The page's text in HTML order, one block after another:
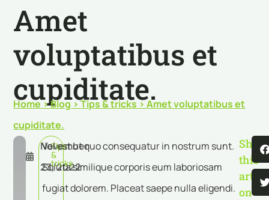
Amet
voluptatibus et
cupiditate.
Home>Blog>Tips & tricks >Amet voluptatibus et
cupiditate.
November
23, 2022
Tips
&
tricks
Vel est ut quo consequatur in nostrum sunt.
Soluta similique corporis eum laboriosam
fugiat dolorem. Placeat saepe nulla eligendi.
Share
this
on